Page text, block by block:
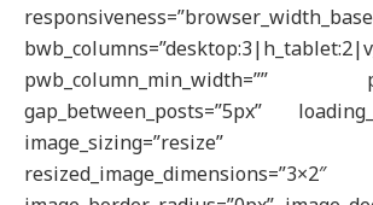
pwb_column_min_width=””
gap_between_posts=”5px”
image_sizing=”resize”
resized_image_dimensions=”3×2″